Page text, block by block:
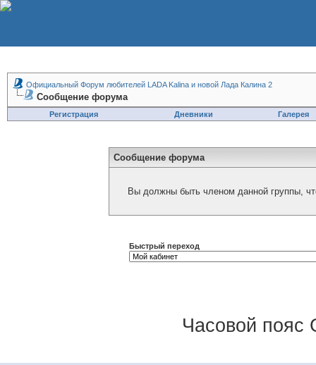
Официальный Форум любителей LADA Kalina и новой Лада Калина 2
Сообщение форума
Регистрация Дневники Галерея
Сообщение форума
Вы должны быть членом данной группы,
Быстрый переход
Часовой пояс